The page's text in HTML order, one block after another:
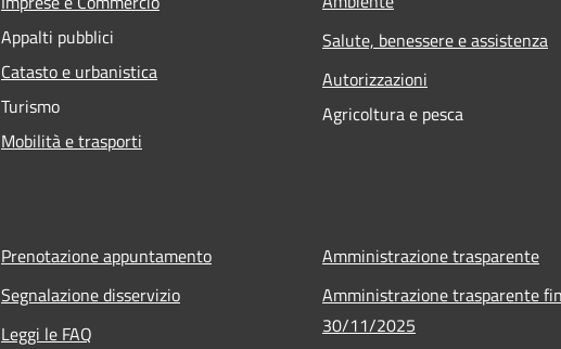
Appalti pubblici
Catasto e urbanistica
Turismo
Mobilità e trasporti
Salute, benessere e assistenza
Autorizzazioni
Agricoltura e pesca
Prenotazione appuntamento
Segnalazione disservizio
Leggi le FAQ
Amministrazione trasparente
Amministrazione trasparente
30/11/2025